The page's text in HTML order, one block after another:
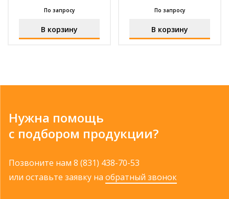
По запросу
В корзину
По запросу
В корзину
Нужна помощь
с подбором продукции?
Позвоните нам 8 (831) 438-70-53
или оставьте заявку на обратный звонок